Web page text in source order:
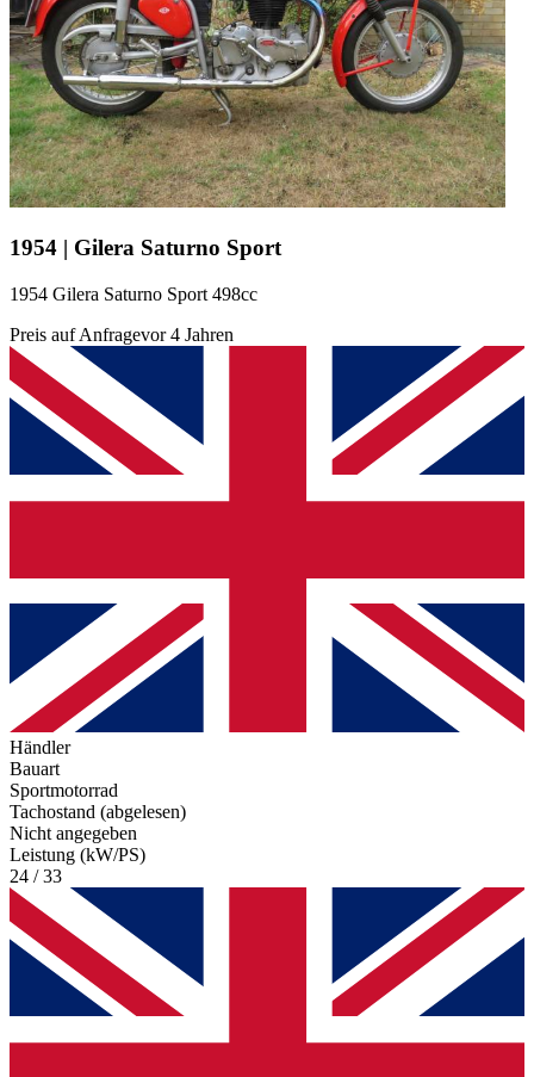
1954 | Gilera Saturno Sport
1954 Gilera Saturno Sport 498cc
Preis auf Anfragevor 4 Jahren
Händler
Bauart
Sportmotorrad
Tachostand (abgelesen)
Nicht angegeben
Leistung (kW/PS)
24 / 33